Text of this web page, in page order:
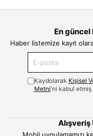
En
Haber listemize kayıt
Kaydolarak Kişisel
Metni'ni kabul etmiş
Alışveriş
Mobil uygulamamızı